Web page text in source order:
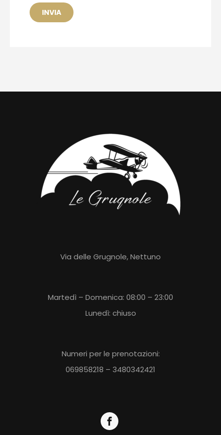
Via delle Grugnole, Nettuno
Martedì – Domenica: 08:00 – 23:00
Lunedì: chiuso
Numeri per le prenotazioni:
069858218 – 3480342421